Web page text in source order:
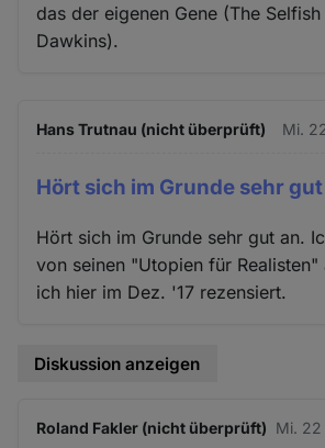
das der eigenen Gene (The Selfish
Dawkins).
Hans Trutnau (nicht überprüft) Mi.
Hört sich im Grunde sehr gut
Hört sich im Grunde sehr gut an.
von seinen "Utopien für Realisten"
ich hier im Dez. '17 rezensiert.
Diskussion anzeigen
Roland Fakler (nicht überprüft) Mi.